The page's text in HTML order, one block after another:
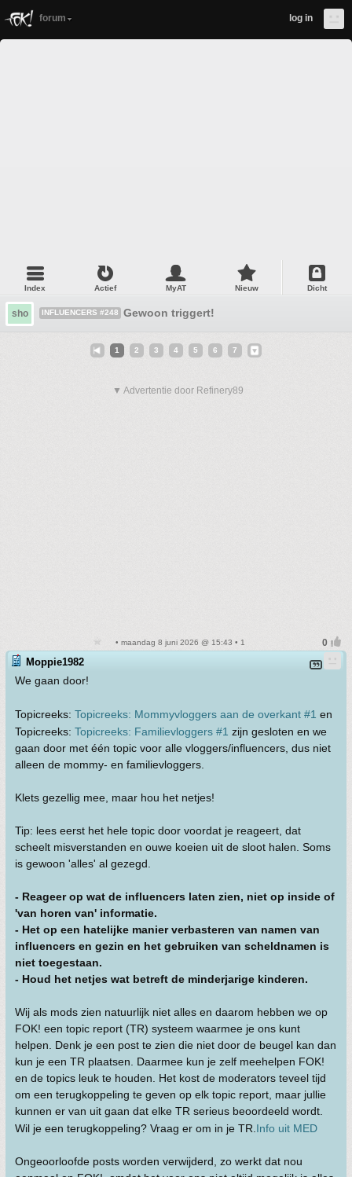
forum log in
Index Actief MyAT Nieuw Dicht
sho INFLUENCERS #248 Gewoon triggert!
1 2 3 4 5 6 7
▼ Advertentie door Refinery89
• maandag 8 juni 2026 @ 15:43 • 1
Moppie1982
We gaan door!
Topicreeks: Topicreeks: Mommyvloggers aan de overkant #1 en
Topicreeks: Topicreeks: Familievloggers #1 zijn gesloten en we
gaan door met één topic voor alle vloggers/influencers, dus niet
alleen de mommy- en familievloggers.
Klets gezellig mee, maar hou het netjes!
Tip: lees eerst het hele topic door voordat je reageert, dat
scheelt misverstanden en ouwe koeien uit de sloot halen. Soms
is gewoon 'alles' al gezegd.
- Reageer op wat de influencers laten zien, niet op inside of
'van horen van' informatie.
- Het op een hatelijke manier verbasteren van namen van
influencers en gezin en het gebruiken van scheldnamen is
niet toegestaan.
- Houd het netjes wat betreft de minderjarige kinderen.
Wij als mods zien natuurlijk niet alles en daarom hebben we op
FOK! een topic report (TR) systeem waarmee je ons kunt
helpen. Denk je een post te zien die niet door de beugel kan dan
kun je een TR plaatsen. Daarmee kun je zelf meehelpen FOK!
en de topics leuk te houden. Het kost de moderators teveel tijd
om een terugkoppeling te geven op elk topic report, maar jullie
kunnen er van uit gaan dat elke TR serieus beoordeeld wordt.
Wil je een terugkoppeling? Vraag er om in je TR. Info uit MED
Ongeoorloofde posts worden verwijderd, zo werkt dat nou